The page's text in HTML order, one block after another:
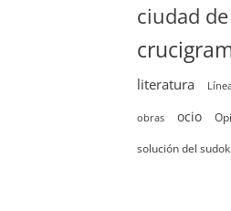
ciudad
literatura
obras ocio
solución del